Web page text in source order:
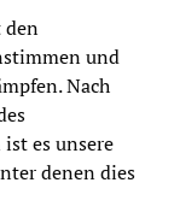
den
und
Nach
es unsere
denen dies